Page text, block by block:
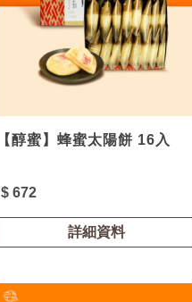
【醇蜜】蜂蜜太陽餅 16入
$ 672
詳細資料